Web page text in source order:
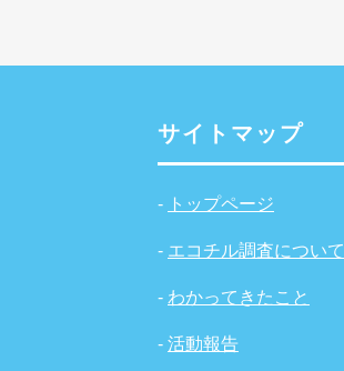
サイトマップ
- トップページ
- エコチル調査について
- わかってきたこと
- 活動報告